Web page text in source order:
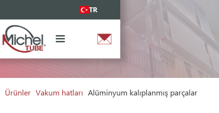
TR
Ürünler Vakum hatları Alüminyum kalıplanmış parçalar